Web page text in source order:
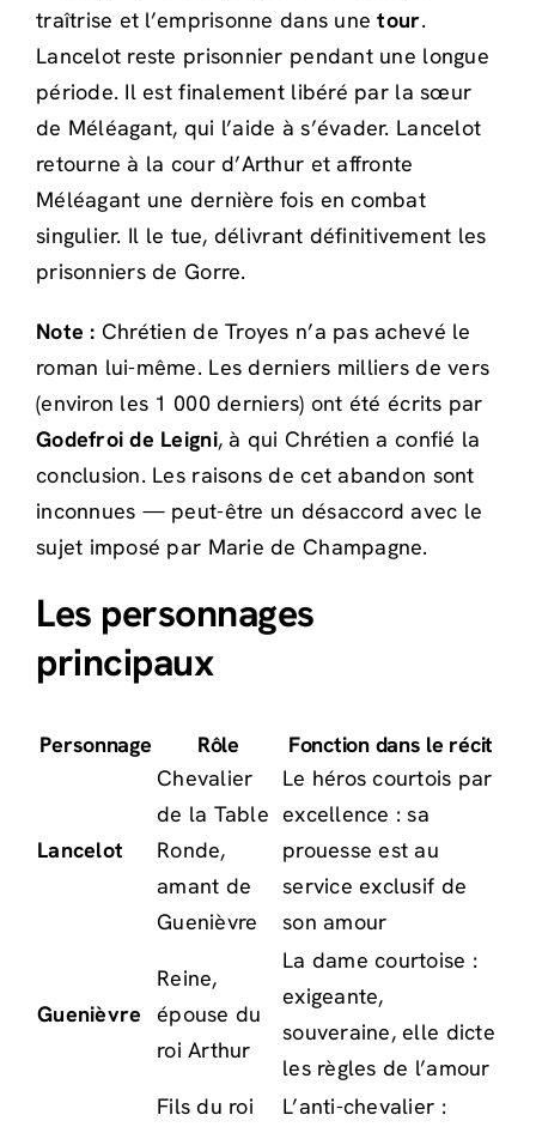
traîtrise et l’emprisonne dans unetour.
Lancelot reste prisonnier pendant une longue
période. Il est finalement libéré par la sœur
de Méléagant, qui l’aide à s’évader. Lancelot
retourne à la cour d’Arthur et affronte
Méléagant une dernière fois en combat
singulier. Il le tue, délivrant définitivement les
prisonniers de Gorre.
Note : Chrétien de Troyes n’a pas achevé le
roman lui-même. Les derniers milliers de vers
(environ les 1 000 derniers) ont été écrits par
Godefroi de Leigni, à qui Chrétien a confié la
conclusion. Les raisons de cet abandon sont
inconnues — peut-être un désaccord avec le
sujet imposé par Marie de Champagne.
Les personnages
principaux
Personnage Rôle Fonction dans le récit
Lancelot
Chevalier
de la Table
Ronde,
amant de
Guenièvre
Le héros courtois par
excellence : sa
prouesse est au
service exclusif de
son amour
Guenièvre
Reine,
épouse du
roi Arthur
La dame courtoise :
exigeante,
souveraine, elle dicte
les règles de l’amour
Fils du roi
L’anti-chevalier :